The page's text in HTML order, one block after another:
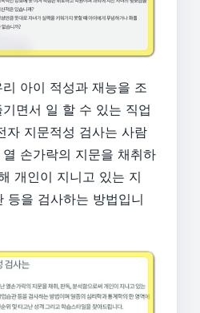
아이 적성과 재능을 조
면서 일 할 수 있는 직업
자 지문적성 검사는 사람
손가락의 지문을 채취하
개인이 지니고 있는 지
등을 검사하는 방법입니